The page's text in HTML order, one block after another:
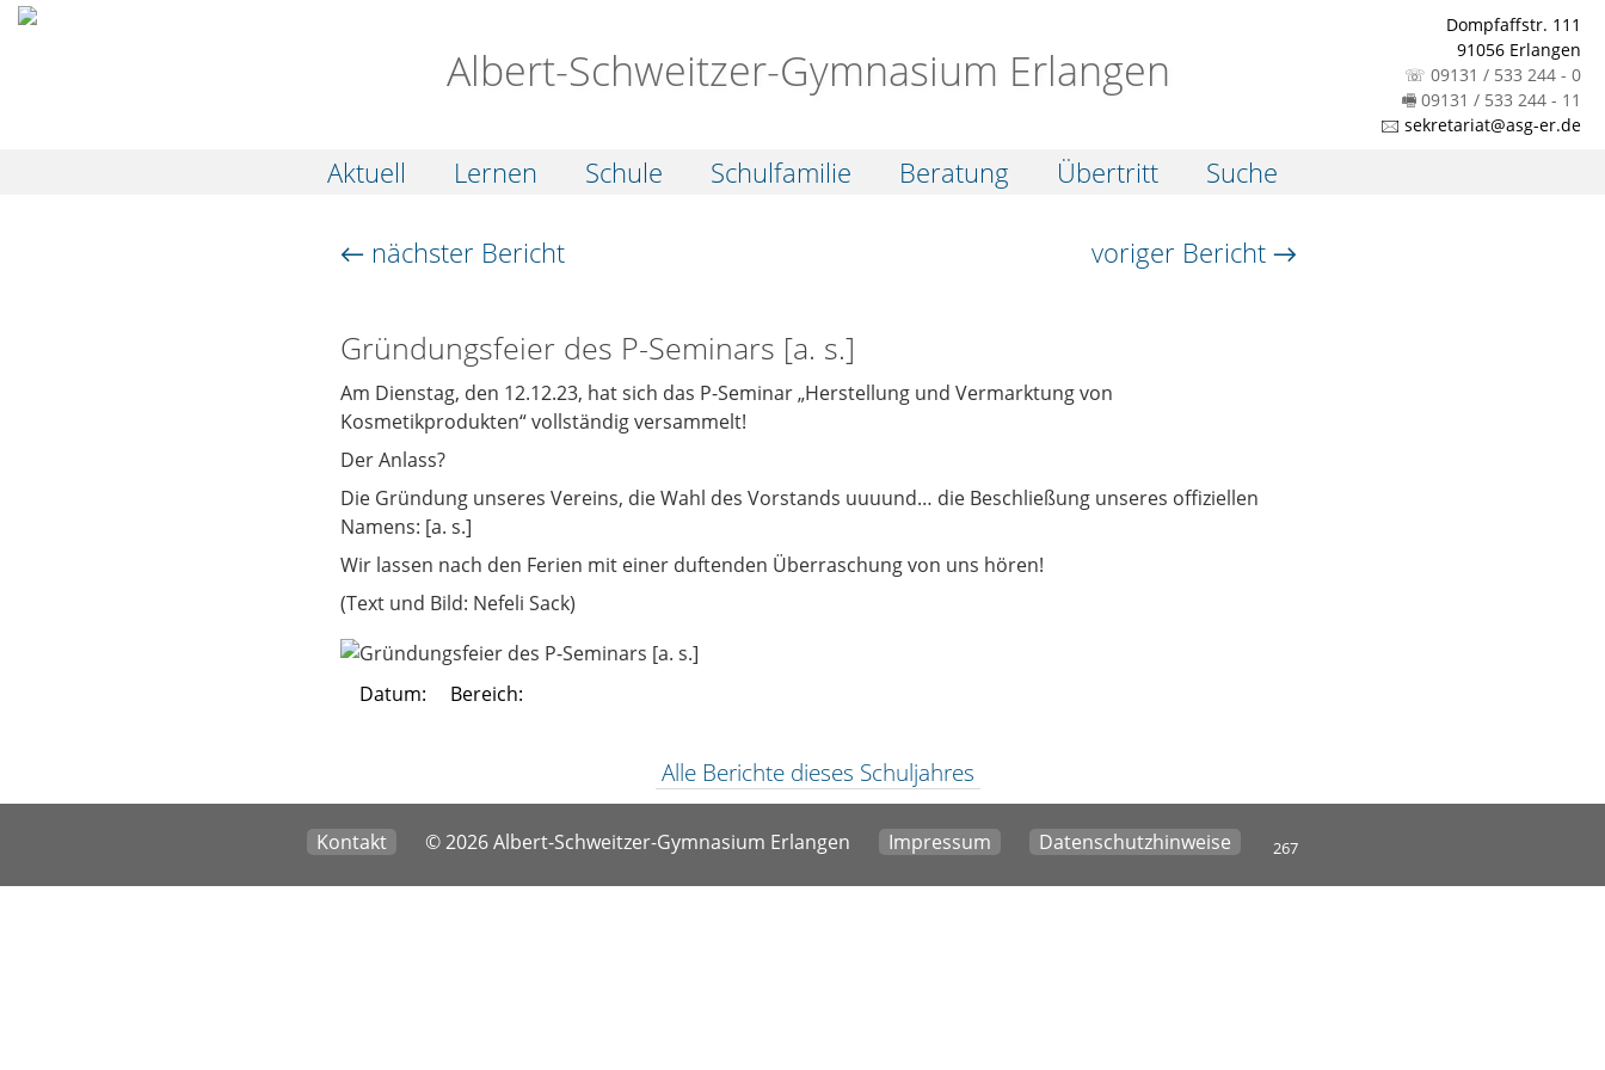
Albert-Schweitzer-Gymnasium Erlangen
Dompfaffstr. 111
91056 Erlangen
☏ 09131 / 533 244 - 0
🖷 09131 / 533 244 - 11
🖂 sekretariat@asg-er.de
Aktuell Lernen Schule Schulfamilie Beratung Übertritt Suche
← nächster Bericht voriger Bericht →
Gründungsfeier des P-Seminars [a. s.]
Am Dienstag, den 12.12.23, hat sich das P-Seminar „Herstellung und Vermarktung von
Kosmetikprodukten“ vollständig versammelt!
Der Anlass?
Die Gründung unseres Vereins, die Wahl des Vorstands uuuund… die Beschließung unseres offiziellen
Namens: [a. s.]
Wir lassen nach den Ferien mit einer duftenden Überraschung von uns hören!
(Text und Bild: Nefeli Sack)
Datum: Bereich:
Alle Berichte dieses Schuljahres
Kontakt © 2026 Albert-Schweitzer-Gymnasium Erlangen Impressum Datenschutzhinweise 267